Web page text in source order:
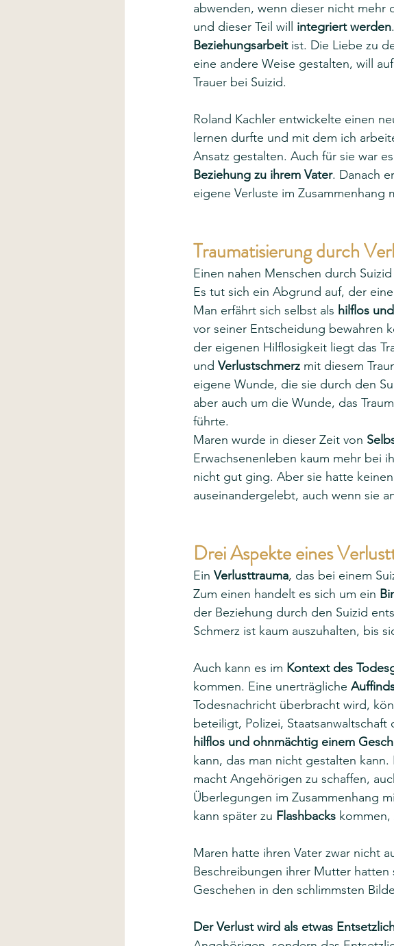
abwenden, wenn dieser nicht mehr
und dieser Teil will integriert werden
Beziehungsarbeit ist. Die Liebe zu
eine andere Weise gestalten, will
Trauer bei Suizid.
Roland Kachler entwickelte einen
lernen durfte und mit dem ich
Ansatz gestalten. Auch für sie war
Beziehung zu ihrem Vater. Danach
eigene Verluste im Zusammenhang
Traumatisierung durch
Einen nahen Menschen durch
Es tut sich ein Abgrund auf, der
Man erfährt sich selbst als hilflos
vor seiner Entscheidung bewahren
der eigenen Hilflosigkeit liegt das
und Verlustschmerz mit diesem
eigene Wunde, die sie durch den
aber auch um die Wunde, das
führte.
Maren wurde in dieser Zeit von
Erwachsenenleben kaum mehr bei
nicht gut ging. Aber sie hatte
auseinandergelebt, auch wenn sie
Drei Aspekte eines
Ein Verlusttrauma, das bei einem
Zum einen handelt es sich um ein
der Beziehung durch den Suizid
Schmerz ist kaum auszuhalten, bis
Auch kann es im Kontext des
kommen. Eine unerträgliche
Todesnachricht überbracht wird,
beteiligt, Polizei,
hilflos und ohnmächtig einem
kann, das man nicht gestalten
macht Angehörigen zu schaffen,
Überlegungen im Zusammenhang
kann später zu Flashbacks kommen,
Maren hatte ihren Vater zwar nicht
Beschreibungen ihrer Mutter hatten
Geschehen in den schlimmsten
Der Verlust wird als etwas